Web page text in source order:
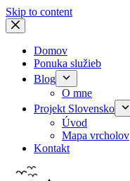
Skip to content
Domov
Ponuka služieb
Blog
O mne
Projekt Slovensko
Úvod
Mapa vrcholov
Kontakt